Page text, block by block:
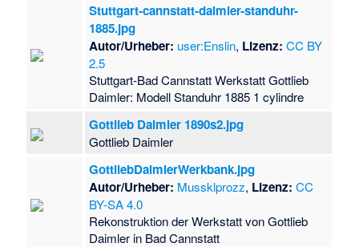
Stuttgart-cannstatt-daimler-standuhr-
1885.jpg
Autor/Urheber: user:Enslin, Lizenz: CC BY
2.5
Stuttgart-Bad Cannstatt Werkstatt Gottlieb
Daimler: Modell Standuhr 1885 1 cylindre
Gottlieb Daimler 1890s2.jpg
Gottlieb Daimler
GottliebDaimlerWerkbank.jpg
Autor/Urheber: Mussklprozz, Lizenz: CC
BY-SA 4.0
Rekonstruktion der Werkstatt von Gottlieb
Daimler in Bad Cannstatt